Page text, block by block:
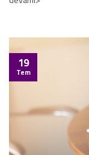
19
Tem